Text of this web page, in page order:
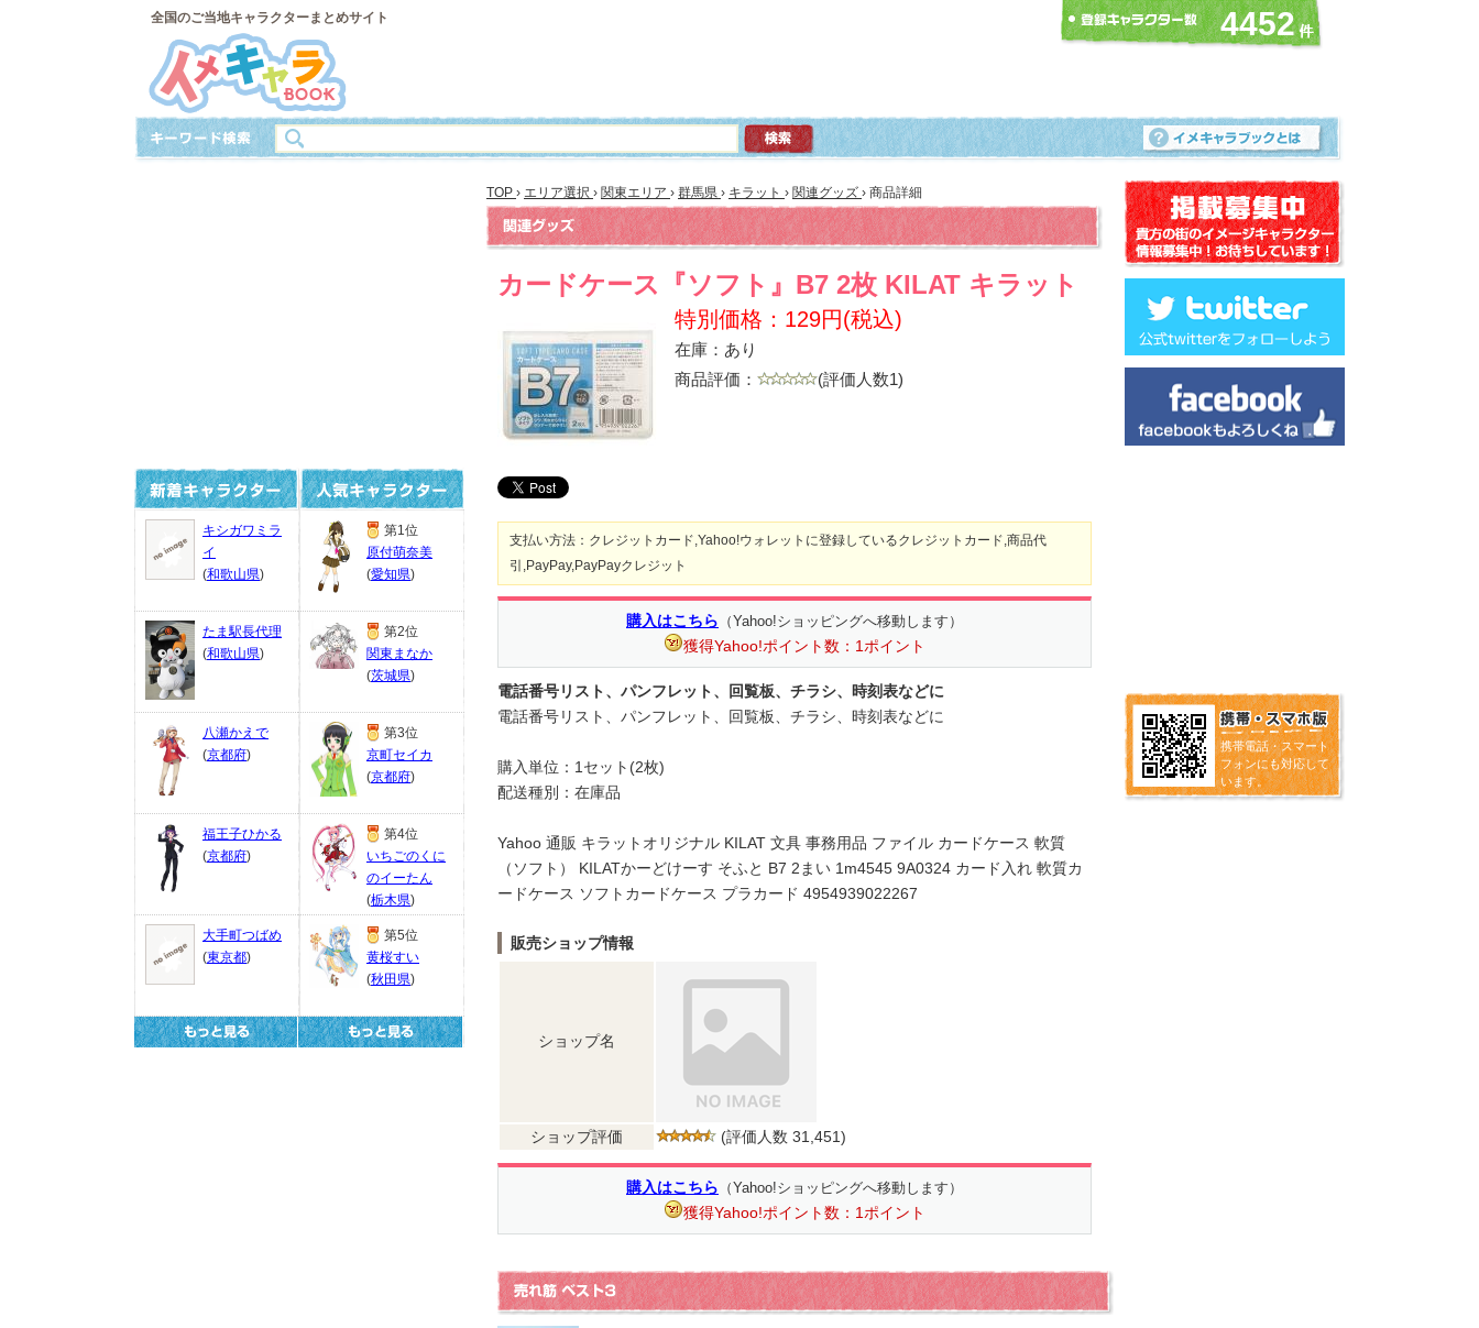
全国のご当地キャラクターまとめサイト 4452
キシガワミラ
イ
(和歌山県)
たま駅長代理
(和歌山県)
八瀬かえで
(京都府)
福王子ひかる
(京都府)
大手町つばめ
(東京都)
第1位
原付萌奈美
(愛知県)
第2位
関東まなか
(茨城県)
第3位
京町セイカ
(京都府)
第4位
いちごのくに
のイーたん
(栃木県)
第5位
黄桜すい
(秋田県)
TOP › エリア選択 › 関東エリア › 群馬県 › キラット › 関連グッズ › 商品詳細
カードケース『ソフト』B7 2枚 KILAT キラット
特別価格：129円(税込)
在庫：あり
商品評価：
(評価人数1)
支払い方法：クレジットカード,Yahoo!ウォレットに登録しているクレジットカード,商品代
引,PayPay,PayPayクレジット
購入はこちら （Yahoo!ショッピングへ移動します）
獲得Yahoo!ポイント数：1ポイント
電話番号リスト、パンフレット、回覧板、チラシ、時刻表などに
電話番号リスト、パンフレット、回覧板、チラシ、時刻表などに
購入単位：1セット(2枚)
配送種別：在庫品
Yahoo 通販 キラットオリジナル KILAT 文具 事務用品 ファイル カードケース 軟質
（ソフト） KILATかーどけーす そふと B7 2まい 1m4545 9A0324 カード入れ 軟質カ
ードケース ソフトカードケース プラカード 4954939022267
販売ショップ情報
ショップ名
ショップ評価 (評価人数 31,451)
購入はこちら （Yahoo!ショッピングへ移動します）
獲得Yahoo!ポイント数：1ポイント
携帯電話・スマート
フォンにも対応して
います。